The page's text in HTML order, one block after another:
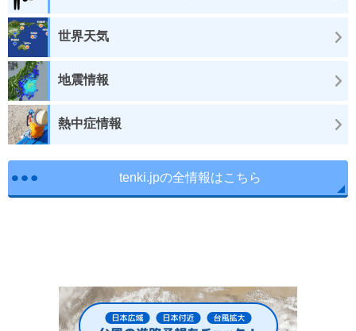
世界天気
地震情報
熱中症情報
tenki.jpの全情報はこちら